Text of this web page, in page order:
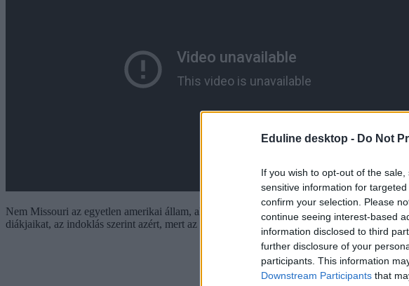
Eduline desktop - Do Not
If you wish to opt-out of the
sensitive information for
confirm your selection. Please
continue seeing interest-based
information disclosed to third
further disclosure of your
participants. This information
Downstream Participants that
Nem Missouri az egyetlen amerikai állam, ahol hasonló jogszabályt fogadtak el – Florida
diákjaikat, az indoklás szerint azért, mert az érintkezésnek ez a fajtája összemossa a